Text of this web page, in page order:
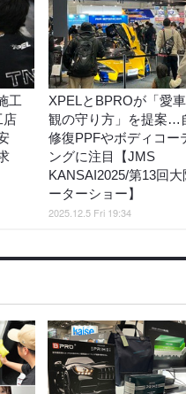
工
店
XPELとBPROが「愛
観の守り方」を提案…
修復PPFやボディコー
ングに注目【JMS
KANSAI2025/第13回大
ーターショー】
2025.12.5 Fri 19:34